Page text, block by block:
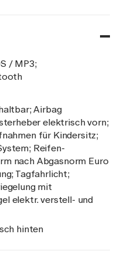
/ MP3;
Airbag
elektrisch vorn;
für Kindersitz;
Reifen-
nach Abgasnorm Euro
Tagfahrlicht;
mit
elektr. verstell- und
hinten